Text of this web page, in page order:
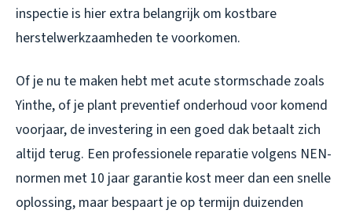
inspectie is hier extra belangrijk om kostbare
herstelwerkzaamheden te voorkomen.
Of je nu te maken hebt met acute stormschade zoals
Yinthe, of je plant preventief onderhoud voor komend
voorjaar, de investering in een goed dak betaalt zich
altijd terug. Een professionele reparatie volgens NEN-
normen met 10 jaar garantie kost meer dan een snelle
oplossing, maar bespaart je op termijn duizenden